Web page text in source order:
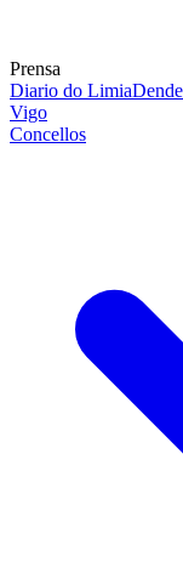
Prensa
Diario do Limia
Vigo
Concellos